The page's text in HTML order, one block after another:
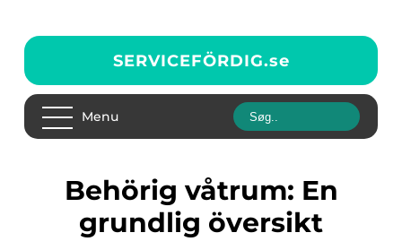
SERVICEFÖRDIG.se
Menu
Behörig våtrum: En
grundlig översikt